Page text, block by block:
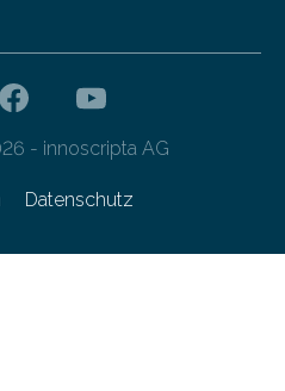
- innoscripta AG
Datenschutz